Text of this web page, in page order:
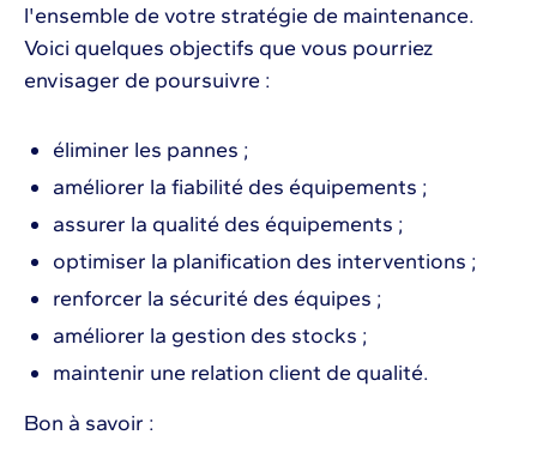
l'ensemble de votre stratégie de maintenance.
Voici quelques objectifs que vous pourriez
envisager de poursuivre :
éliminer les pannes ;
améliorer la fiabilité des équipements ;
assurer la qualité des équipements ;
optimiser la planification des interventions ;
renforcer la sécurité des équipes ;
améliorer la gestion des stocks ;
maintenir une relation client de qualité.
Bon à savoir :